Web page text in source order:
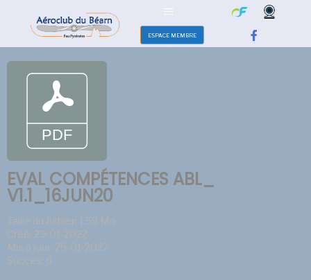
ESPACE MEMBRE
EVAL COMPÉTENCES ABL_
V1.1_16JUN20
Taille du fichier: 1.59 Mo
Créé: 29-01-2022
Mis à jour: 29-01-2022
Succès: 6